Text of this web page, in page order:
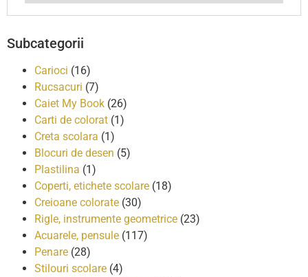
Subcategorii
Carioci (16)
Rucsacuri (7)
Caiet My Book (26)
Carti de colorat (1)
Creta scolara (1)
Blocuri de desen (5)
Plastilina (1)
Coperti, etichete scolare (18)
Creioane colorate (30)
Rigle, instrumente geometrice (23)
Acuarele, pensule (117)
Penare (28)
Stilouri scolare (4)